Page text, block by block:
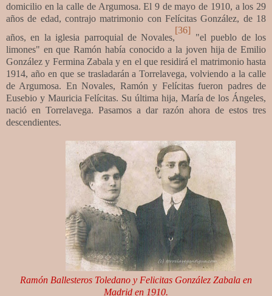
domicilio en la calle de Argumosa. El 9 de mayo de 1910, a los 29
años de edad, contrajo matrimonio con Felícitas González, de 18
años, en la iglesia parroquial de Novales,
[36]
"el pueblo de los
limones" en que Ramón había conocido a la joven hija de Emilio
González y Fermina Zabala y en el que residirá el matrimonio hasta
1914, año en que se trasladarán a Torrelavega, volviendo a la calle
de Argumosa. En Novales, Ramón y Felícitas fueron padres de
Eusebio y Mauricia Felícitas. Su última hija, María de los Ángeles,
nació en Torrelavega. Pasamos a dar razón ahora de estos tres
descendientes.
Ramón Ballesteros Toledano y Felicitas González Zabala en
Madrid en 1910.